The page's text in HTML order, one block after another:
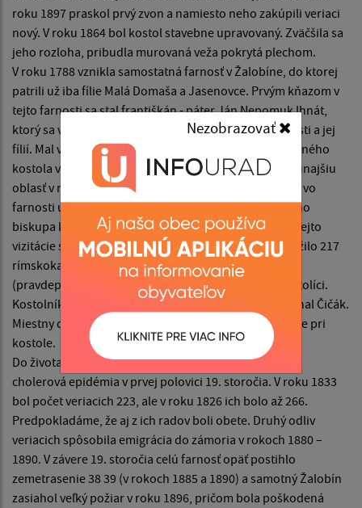
Nezobrazovať
roku 1897 praskol prvý zvon a namiesto neho zakúpili veriaci
nový. V roku 1864 bol kostol stavebne upravovaný. Zväčšila sa
jeho rozloha, pribudla murovaná veža pokrytá plechom.
V roku 1788 vznikla samostatná farnosť v Žalobíne, do ktorej
patrili už iba fílie Malá Domaša a Jasenovce. Prvým kňazom v
tejto farnosti sa stal františkán - páter Ján Nepomuk Ihnát,
ktorý sa významne zaslúžil o rozvoj žalobínskej farnosti a jej
fílií. Mal veľkú zásluhu na obnove zemetrasením zničeného
kostola v Malej Domaši. Zemetrasenie postihlo celú tunajšiu
oblasť v rokoch 1778 – 1779. Počas jeho pôsobenia sa vo
farnosti uskutočnila 7. septembra 1816 vizitácia prvého
biskupa košickej diecézy Andreja Sabóa. Zo zápisu z tejto
vizitácie sa dozvedáme, že v Malej Domaši v tom čase žilo 217
rímskokatolíkov a o tom, že v obci bol aj mlyn
(pravdepodobne na Ondave), kde žili štyria rímskokatolíci.
Kostolníkom a zvonárom v miestnom kostole bol Michal Čičák.
Miestny cintorín sa nachádzal v intraviláne obce, už nie pri
kostole.
Do života rímskokatolíkov v obci nepriaznivo zasiahla
cholerová epidémia v prvej polovici 19. storočia. V roku 1833
bol počet veriacich 223, ale v roku 1826 ich bolo až 266.
Predpokladáme, že aj z ich radov boli obete. Druhý odliv
veriacich spôsobila emigrácia do zámoria v rokoch 1880 –
1890. V závere 19. storočia celú farnosť opäť postihlo
zemetrasenie 38 39 (v rokoch 1885 a 1890) a samotný Žalobín
zasiahol veľký požiar v roku 1896, pričom bola poškodená